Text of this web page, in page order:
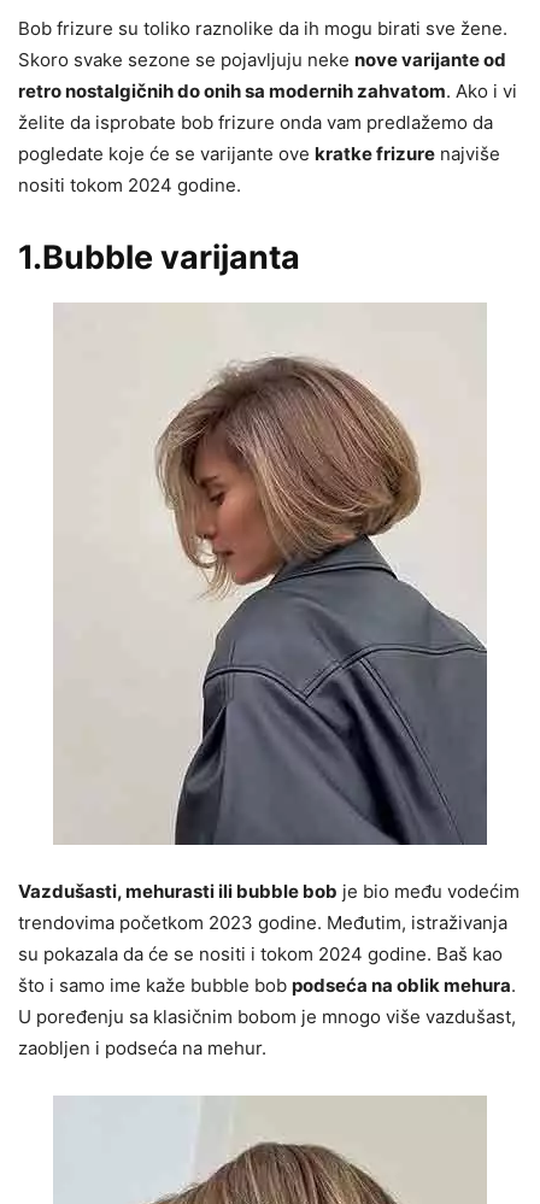
Bob frizure su toliko raznolike da ih mogu birati sve žene.
Skoro svake sezone se pojavljuju neke nove varijante od
retro nostalgičnih do onih sa modernih zahvatom. Ako i vi
želite da isprobate bob frizure onda vam predlažemo da
pogledate koje će se varijante ove kratke frizure najviše
nositi tokom 2024 godine.
1.Bubble varijanta
Vazdušasti, mehurasti ili bubble bob je bio među vodećim
trendovima početkom 2023 godine. Međutim, istraživanja
su pokazala da će se nositi i tokom 2024 godine. Baš kao
što i samo ime kaže bubble bob podseća na oblik mehura.
U poređenju sa klasičnim bobom je mnogo više vazdušast,
zaobljen i podseća na mehur.